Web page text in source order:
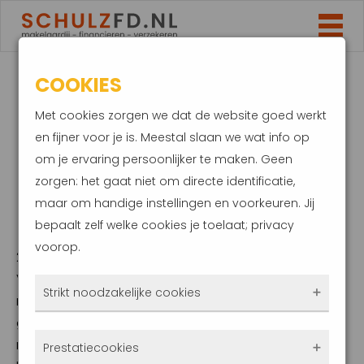
HUIS KOPEN: HOEVEEL
EIGEN GELD IS NODIG
MET EEN GEMIDDELD
INKOMEN?
26 juni 2023
Voor de gemiddelde woning betaal je
minder dan bijvoorbeeld een half jaar
geleden. Dit betekent niet automatisch dat je
met hetzelfde inkomen een grotere woning
COOKIES
Met cookies zorgen we dat de website goed werkt
en fijner voor je is. Meestal slaan we wat info op
om je ervaring persoonlijker te maken. Geen
zorgen: het gaat niet om directe identificatie,
maar om handige instellingen en voorkeuren. Jij
bepaalt zelf welke cookies je toelaat; privacy
voorop.
Strikt noodzakelijke cookies
Prestatiecookies